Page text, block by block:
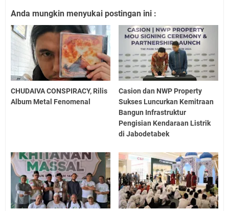
Anda mungkin menyukai postingan ini :
CHUDAIVA CONSPIRACY, Rilis
Album Metal Fenomenal
Casion dan NWP Property
Sukses Luncurkan Kemitraan
Bangun Infrastruktur
Pengisian Kendaraan Listrik
di Jabodetabek